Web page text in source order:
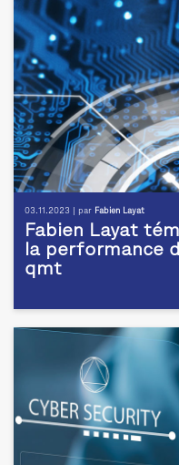
03.11.2023 | par Fabien Layat
Fabien Layat
la performance
qmt